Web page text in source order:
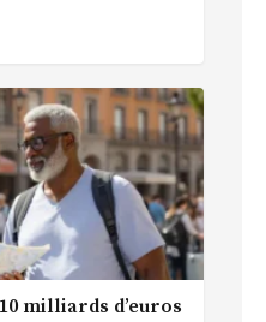
milliards d’euros